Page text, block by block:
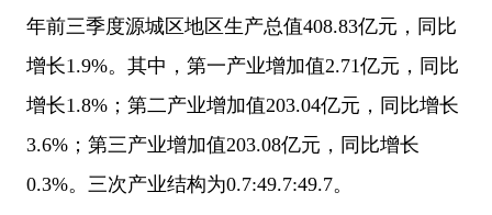
年前三季度源城区地区生产总值408.83亿元，同比
增长1.9%。其中，第一产业增加值2.71亿元，同比
增长1.8%；第二产业增加值203.04亿元，同比增长
3.6%；第三产业增加值203.08亿元，同比增长
0.3%。三次产业结构为0.7:49.7:49.7。